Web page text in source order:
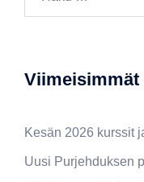
Kesän 2026 kurssit
Uusi Purjehduksen